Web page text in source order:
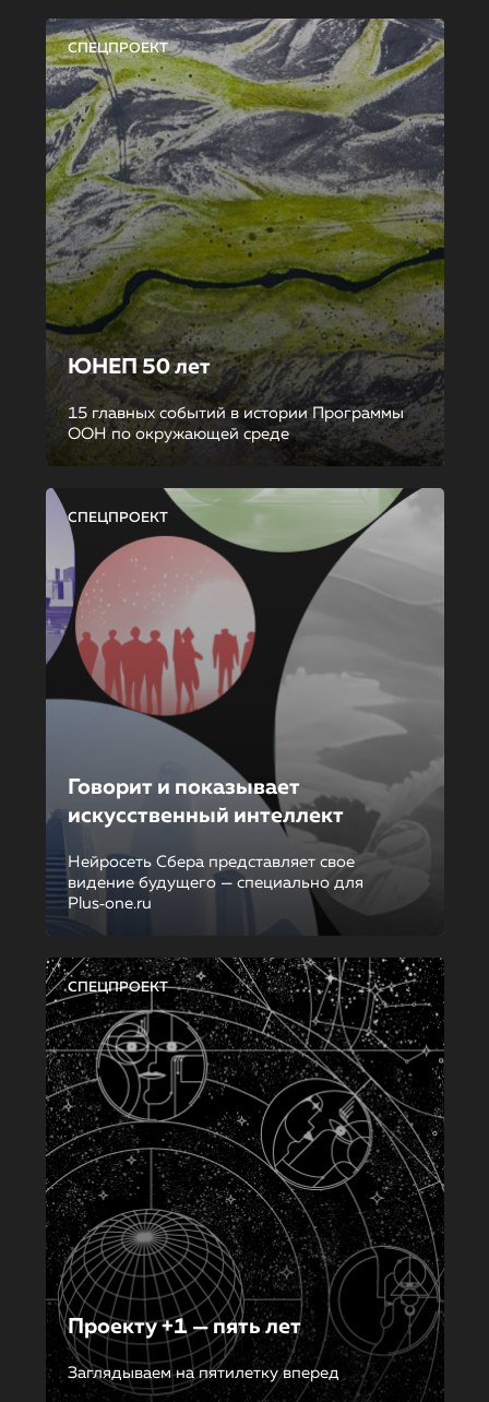
СПЕЦПРОЕКТ
ЮНЕП 50 лет
15 главных событий в истории Программы
ООН по окружающей среде
СПЕЦПРОЕКТ
Говорит и показывает
искусственный интеллект
Нейросеть Сбера представляет свое
видение будущего — специально для
Plus‑one.ru
СПЕЦПРОЕКТ
Проекту +1 — пять лет
Заглядываем на пятилетку вперед